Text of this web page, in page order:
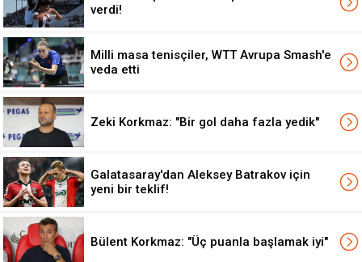
verdi!
Milli masa tenisçiler, WTT Avrupa Smash'e
veda etti
Zeki Korkmaz: "Bir gol daha fazla yedik"
Galatasaray'dan Aleksey Batrakov için
yeni bir teklif!
Bülent Korkmaz: "Üç puanla başlamak iyi"